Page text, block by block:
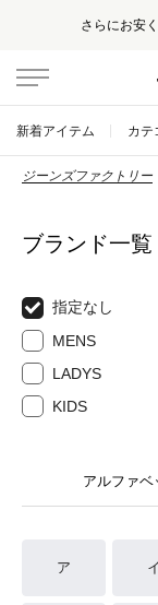
さらにお安
新着アイテム カテ
ジーンズファクトリー
ブランド一覧
指定なし
MENS
LADYS
KIDS
アルファベ
ア イ